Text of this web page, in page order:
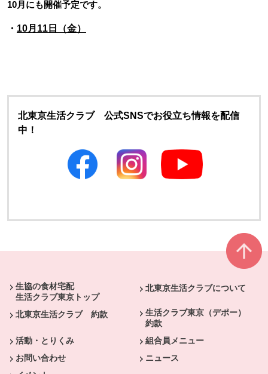
10月にも開催予定です。
・ 10月11日（金）
北東京生活クラブ 公式SNSでお役立ち情報を配信
中！
生協の食材宅配
生活クラブ東京トップ
北東京生活クラブについて
北東京生活クラブ 約款
生活クラブ東京（デポー）
約款
活動・とりくみ
組合員メニュー
お問い合わせ
ニュース